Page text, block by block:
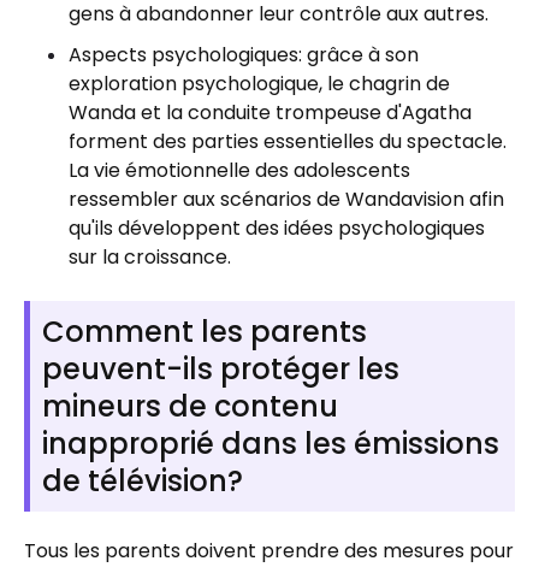
gens à abandonner leur contrôle aux autres.
Aspects psychologiques: grâce à son
exploration psychologique, le chagrin de
Wanda et la conduite trompeuse d'Agatha
forment des parties essentielles du spectacle.
La vie émotionnelle des adolescents
ressembler aux scénarios de Wandavision afin
qu'ils développent des idées psychologiques
sur la croissance.
Comment les parents
peuvent-ils protéger les
mineurs de contenu
inapproprié dans les émissions
de télévision?
Tous les parents doivent prendre des mesures pour